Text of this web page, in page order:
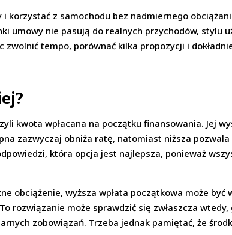
z samochodu bez nadmiernego
umowy nie pasują do realnych przychodów, stylu
tempo, porównać kilka propozycji i
kwota wpłacana na początku finansowania. Jej
zazwyczaj obniża ratę, natomiast niższa
która opcja jest najlepsza, ponieważ
obciążenie, wyższa wpłata początkowa może być
rozwiązanie może sprawdzić się zwłaszcza wtedy,
zobowiązań. Trzeba jednak pamiętać, że